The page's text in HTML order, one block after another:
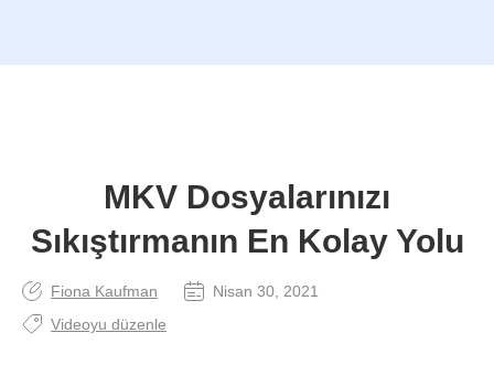
MKV Dosyalarınızı
Sıkıştırmanın En Kolay Yolu
Fiona Kaufman
Nisan 30, 2021
Videoyu düzenle